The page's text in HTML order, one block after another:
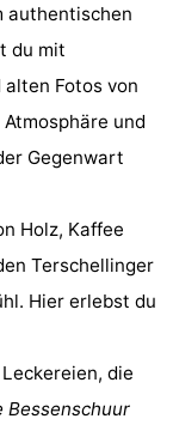
authentischen
du mit
Fotos von
und
Gegenwart
Holz, Kaffee
Terschellinger
Hier erlebst du
die
Bessenschuur